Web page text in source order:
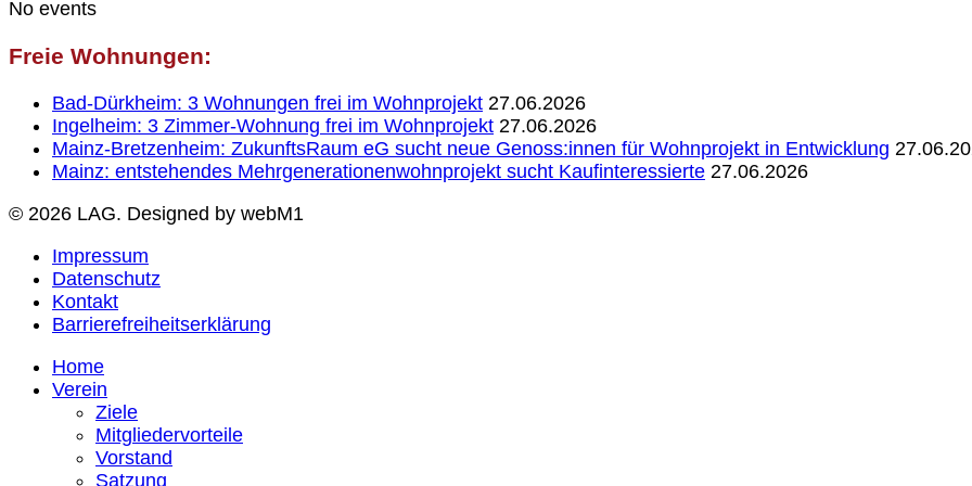
No events
Freie Wohnungen:
Bad-Dürkheim: 3 Wohnungen frei im Wohnprojekt 27.06.2026
Ingelheim: 3 Zimmer-Wohnung frei im Wohnprojekt 27.06.2026
Mainz-Bretzenheim: ZukunftsRaum eG sucht neue Genoss:innen für Wohnprojekt in Entwicklung
Mainz: entstehendes Mehrgenerationenwohnprojekt sucht Kaufinteressierte 27.06.2026
© 2026 LAG. Designed by webM1
Impressum
Datenschutz
Kontakt
Barrierefreiheitserklärung
Home
Verein
Ziele
Mitgliedervorteile
Vorstand
Satzung